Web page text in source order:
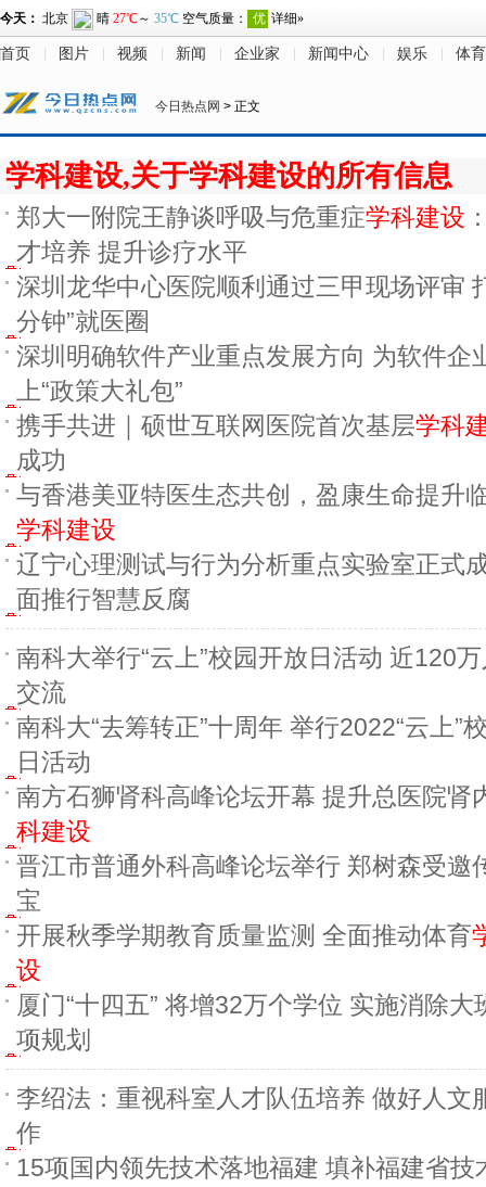
首页 图片 视频 新闻 企业家 新闻中心 娱乐 体育
今日热点网 > 正文
学科建设,关于学科建设的所有信息
郑大一附院王静谈呼吸与危重症学科建设
才培养 提升诊疗水平
深圳龙华中心医院顺利通过三甲现场评审
分钟”就医圈
深圳明确软件产业重点发展方向 为软件企
上“政策大礼包”
携手共进｜硕世互联网医院首次基层学科
成功
与香港美亚特医生态共创，盈康生命提升
学科建设
辽宁心理测试与行为分析重点实验室正式
面推行智慧反腐
南科大举行“云上”校园开放日活动 近120
交流
南科大“去筹转正”十周年 举行2022“云上”
日活动
南方石狮肾科高峰论坛开幕 提升总医院肾
科建设
晋江市普通外科高峰论坛举行 郑树森受邀
宝
开展秋季学期教育质量监测 全面推动体育
设
厦门“十四五” 将增32万个学位 实施消除大
项规划
李绍法：重视科室人才队伍培养 做好人文
作
15项国内领先技术落地福建 填补福建省技